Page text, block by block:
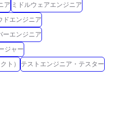
ア ミドルウェアエンジニア
ドエンジニア
ーエンジニア
ジャー
ト）
テストエンジニア・テスター